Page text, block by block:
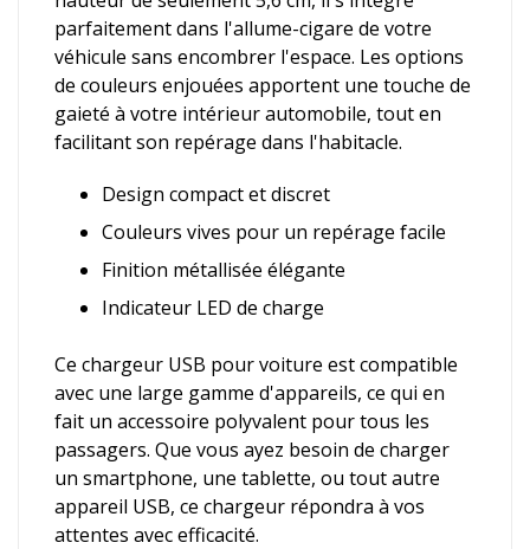
parfaitement dans l'allume-cigare de votre
véhicule sans encombrer l'espace. Les options
de couleurs enjouées apportent une touche de
gaieté à votre intérieur automobile, tout en
facilitant son repérage dans l'habitacle.
Design compact et discret
Couleurs vives pour un repérage facile
Finition métallisée élégante
Indicateur LED de charge
Ce chargeur USB pour voiture est compatible
avec une large gamme d'appareils, ce qui en
fait un accessoire polyvalent pour tous les
passagers. Que vous ayez besoin de charger
un smartphone, une tablette, ou tout autre
appareil USB, ce chargeur répondra à vos
attentes avec efficacité.